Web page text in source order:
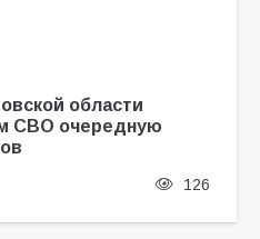
области
СВО очередную
126